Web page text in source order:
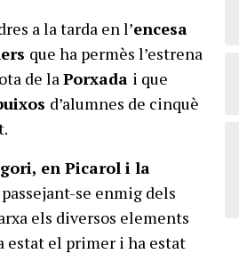
a la tarda en l’encesa
que ha permès l’estrena
de laPorxada i que
d’alumnes de cinquè
en Picarol i la
se enmig dels
els diversos elements
estat el primer i ha estat